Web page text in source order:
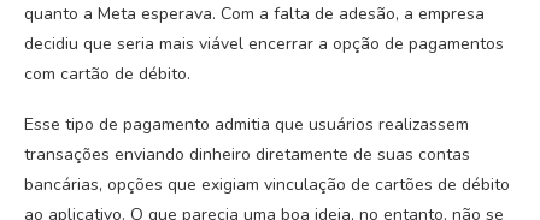
quanto a Meta esperava. Com a falta de adesão, a empresa
decidiu que seria mais viável encerrar a opção de pagamentos
com cartão de débito.
Esse tipo de pagamento admitia que usuários realizassem
transações enviando dinheiro diretamente de suas contas
bancárias, opções que exigiam vinculação de cartões de débito
ao aplicativo. O que parecia uma boa ideia, no entanto, não se